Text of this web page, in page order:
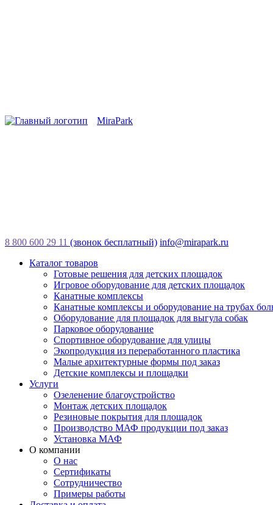
MiraPark
8 800 600 29 11 (звонок бесплатный) info@mirapark.ru
Каталог товаров
Готовые решения для детских площадок
Игровое оборудование для детских площадок
Канатные комплексы
Канатные комплексы и оборудование на трубах
Оборудование для площадок для выгула собак
Парковое оборудование
Спортивное оборудование для улицы
Экопродукция из переработанного пластика
Малые архитектурные формы под заказ
Детские комплексы и площадки
Услуги
Озеленение благоустройство
Монтаж детских площадок
Резиновые покрытия для площадок
Производство МАФ продукции под заказ
Установка МАФ
О компании
О нас
Сертификаты
Сотрудничество
Примеры работы